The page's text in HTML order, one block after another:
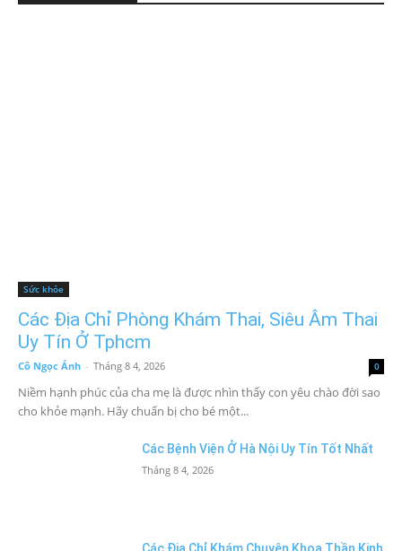
Sức khỏe
Các Địa Chỉ Phòng Khám Thai, Siêu Âm Thai
Uy Tín Ở Tphcm
Cô Ngọc Ánh - Tháng 8 4, 2026 0
Niềm hạnh phúc của cha mẹ là được nhìn thấy con yêu chào đời sao
cho khỏe mạnh. Hãy chuẩn bị cho bé một...
Các Bệnh Viện Ở Hà Nội Uy Tín Tốt Nhất
Tháng 8 4, 2026